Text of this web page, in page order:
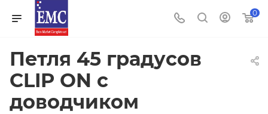
0
Петля 45 градусов
CLIP ON с
доводчиком